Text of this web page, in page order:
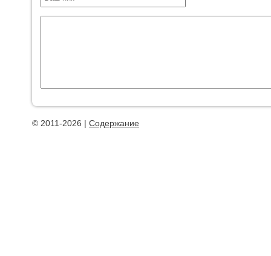
© 2011-2026 | Содержание